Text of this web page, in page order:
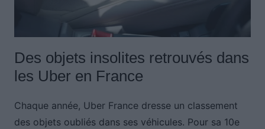
Des objets insolites retrouvés dans
les Uber en France
Chaque année, Uber France dresse un classement
des objets oubliés dans ses véhicules. Pour sa 10e